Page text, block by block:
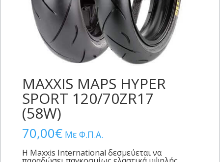
MAXXIS MAPS HYPER
SPORT 120/70ZR17
(58W)
70,00€ Με Φ.Π.Α.
Η Maxxis International δεσμεύεται να